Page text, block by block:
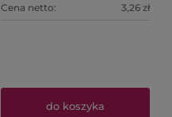
Cena netto: 3,26 zł
do koszyka